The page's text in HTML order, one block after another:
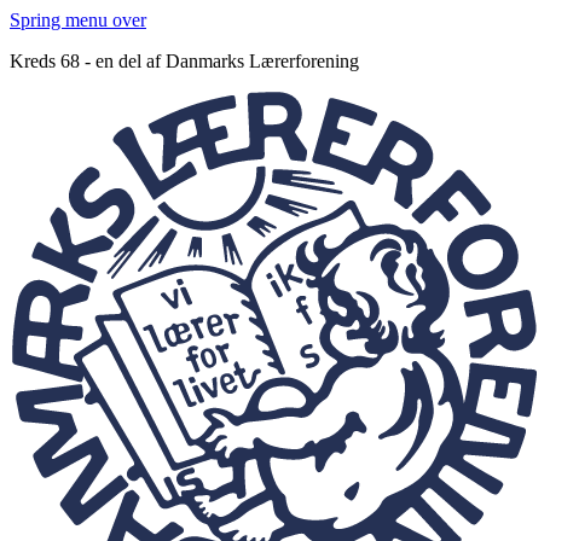
Spring menu over
Kreds 68 - en del af Danmarks Lærerforening